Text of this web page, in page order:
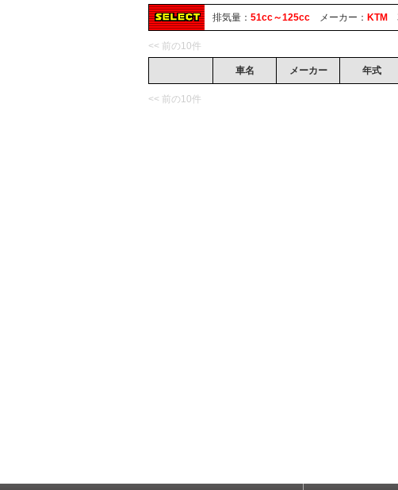
排気量： 51cc～125cc メーカー： KTM
<< 前の10件
車名 メーカー 年式
<< 前の10件